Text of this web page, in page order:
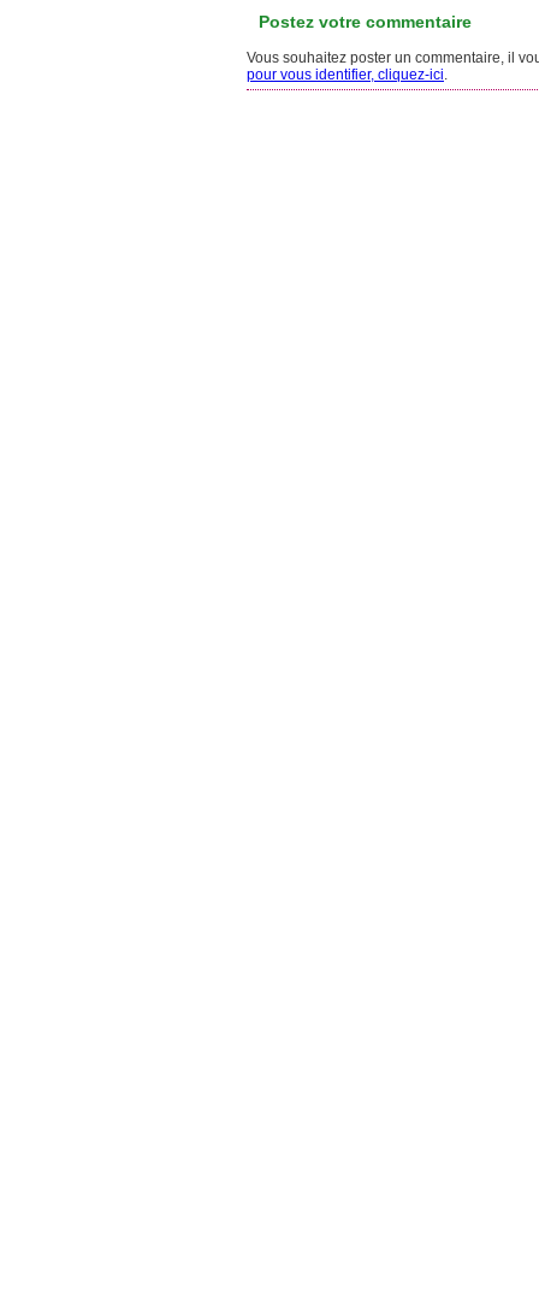
Postez votre commentaire
Vous souhaitez poster un commentaire, il
pour vous identifier, cliquez-ici.